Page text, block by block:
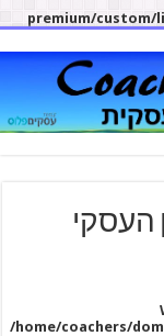
premium/custom/
העסקי
/home/coachers/